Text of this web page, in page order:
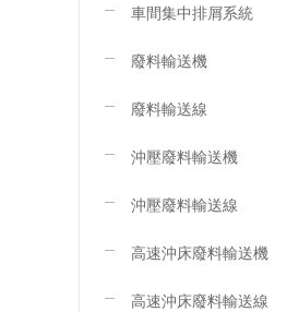
車間集中排屑系統
廢料輸送機
廢料輸送線
沖壓廢料輸送機
沖壓廢料輸送線
高速沖床廢料輸送機
高速沖床廢料輸送線